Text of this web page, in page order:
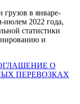
грузов в январе-
июлем 2022 года,
статистики
и
О
ПЕРЕВОЗКАХ